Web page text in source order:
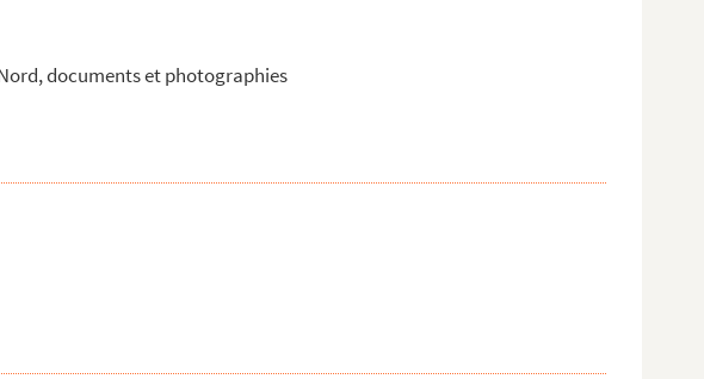
documents et photographies